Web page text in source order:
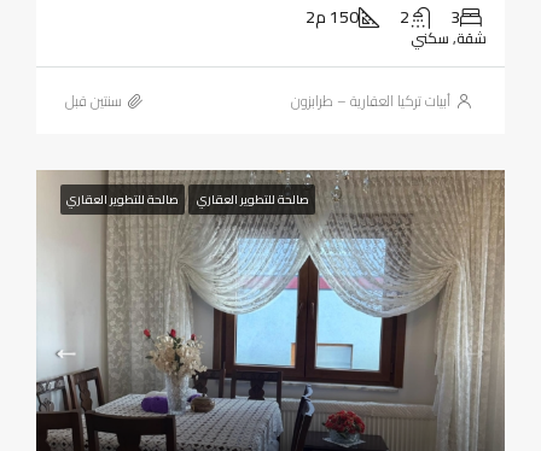
3
2 150 م2
شقة, سكني
أبيات تركيا العقارية – طرابزون ‏سنتين قبل
صالحة للتطوير العقاري صالحة للتطوير العقاري